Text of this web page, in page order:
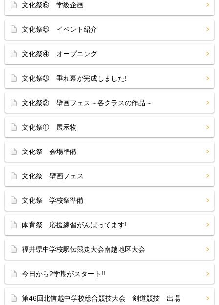
文化祭⑥ 学級企画
文化祭⑤ イベント紹介
文化祭④ オープニング
文化祭③ 垂れ幕が完成しました!
文化祭② 壁画フェス～各クラスの作品～
文化祭① 展示物
文化祭 会場準備
文化祭 壁画フェス
文化祭 学校祭準備
体育祭 応援練習がんばってます!
福井県中学校駅伝競走大会南越地区大会
今日から2学期がスタート!!
第46回北信越中学校総合競技大会 剣道競技 出場